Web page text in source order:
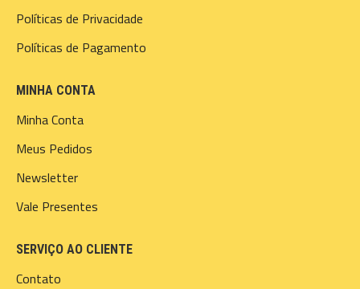
Políticas de Privacidade
Políticas de Pagamento
MINHA CONTA
Minha Conta
Meus Pedidos
Newsletter
Vale Presentes
SERVIÇO AO CLIENTE
Contato